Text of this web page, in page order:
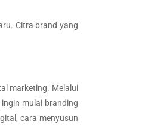
Citra brand yang
marketing. Melalui
mulai branding
cara menyusun